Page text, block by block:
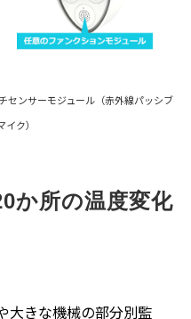
センサーモジュール（赤外線パッシブ
ク）
か所の温度変化
大きな機械の部分別監